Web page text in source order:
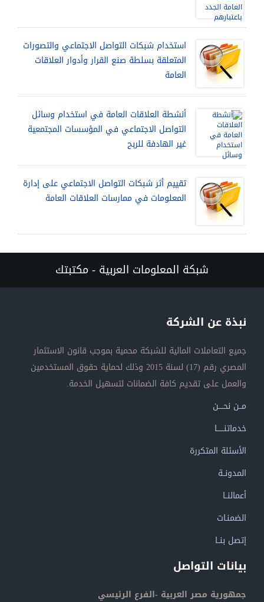
استخدام شبكات التواصل الاجتماعي والتصورات
المتعلقة بسلطة صنع القرار وأدوار العلاقات
العامة
أنشطة العلاقات العامة في استخدام وسائل
التواصل الاجتماعي في المؤسسات المجتمعية
غير الهادفة للربح
تقييم أثر شبكات التواصل الاجتماعي على إدارة
المعلومات في ممارسات العلاقات العامة
شبكة المعلومات العربية - مكتبتك
نبذة عن الشركة
جميع التعاملات المالية للشبكة محمية بموجب قانون الاستثمار
المصري رقم (17) لسنة 2015 وذلك لحماية حقوق المستخدمين
والعمل على تقديم كافة الضمانات لتسهيل الخدمة.
مــن نحــــن
خدماتنــــــا
الأسئلة المتكررة
المدونــة
أعمالنــا
الضمنـات
إتصل بنــا
بيانات التواصل
جمهورية مصر العربية -الفرع الرئيسي